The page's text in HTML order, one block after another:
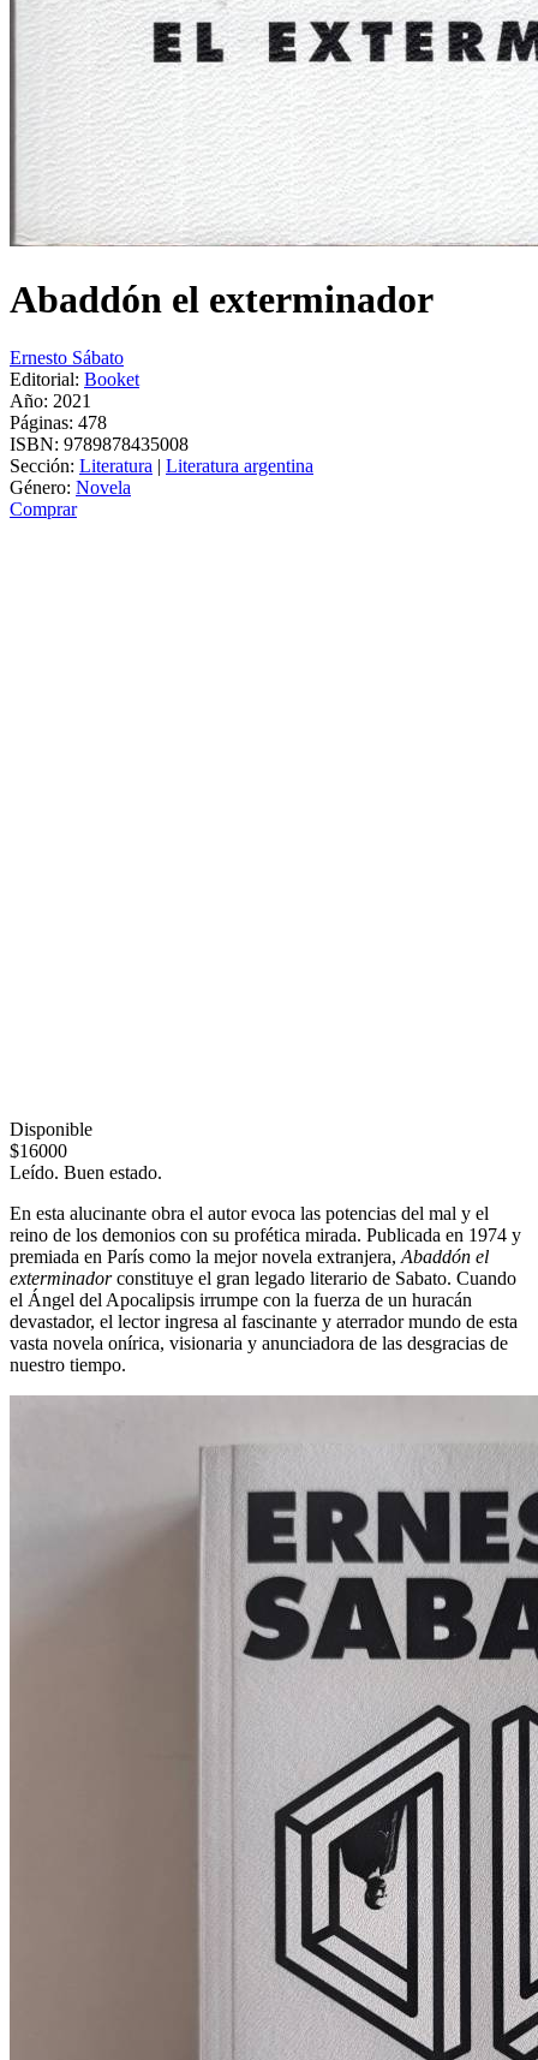
Abaddón el exterminador
Ernesto Sábato
Editorial: Booket
Año: 2021
Páginas: 478
ISBN: 9789878435008
Sección: Literatura | Literatura argentina
Género: Novela
Comprar
Disponible
$16000
Leído. Buen estado.
En esta alucinante obra el autor evoca las potencias del mal y el
reino de los demonios con su profética mirada. Publicada en 1974 y
premiada en París como la mejor novela extranjera, Abaddón el
exterminadorconstituye el gran legado literario de Sabato. Cuando
el Ángel del Apocalipsis irrumpe con la fuerza de un huracán
devastador, el lector ingresa al fascinante y aterrador mundo de esta
vasta novela onírica, visionaria y anunciadora de las desgracias de
nuestro tiempo.